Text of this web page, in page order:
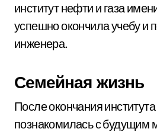
институт нефти и газа
успешно окончила учебу и
инженера.
Семейная жизнь
После окончания
познакомилась с будущим